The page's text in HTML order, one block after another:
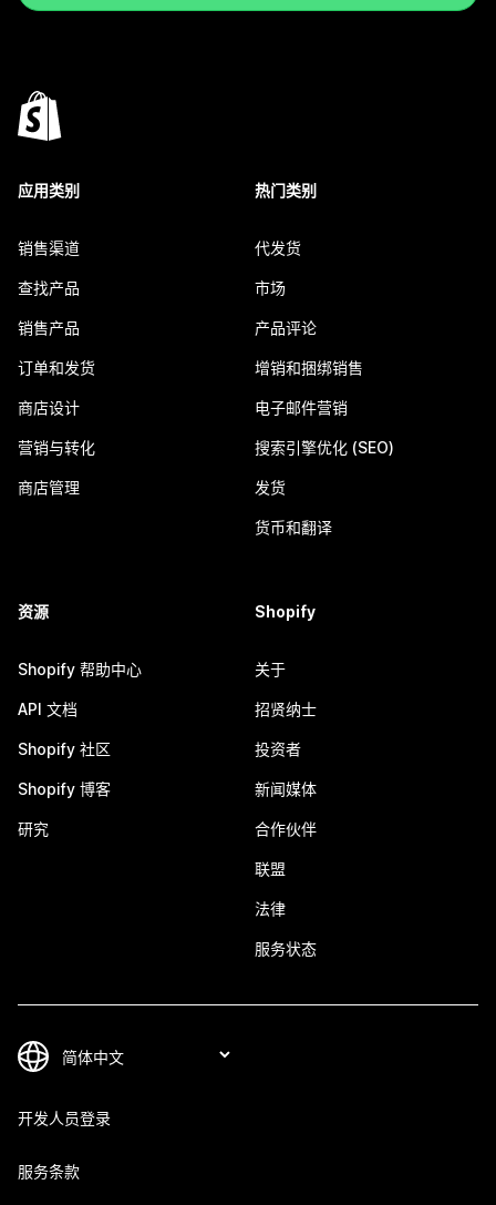
应用类别
销售渠道
查找产品
销售产品
订单和发货
商店设计
营销与转化
商店管理
热门类别
代发货
市场
产品评论
增销和捆绑销售
电子邮件营销
搜索引擎优化 (SEO)
发货
货币和翻译
资源
Shopify 帮助中心
API 文档
Shopify 社区
Shopify 博客
研究
Shopify
关于
招贤纳士
投资者
新闻媒体
合作伙伴
联盟
法律
服务状态
开发人员登录
服务条款